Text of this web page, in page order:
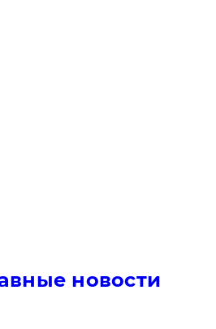
новости